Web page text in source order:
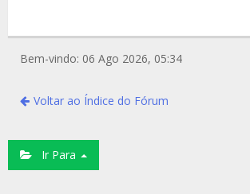
Bem-vindo: 06 Ago 2026, 05:34
Voltar ao Índice do Fórum
Ir Para